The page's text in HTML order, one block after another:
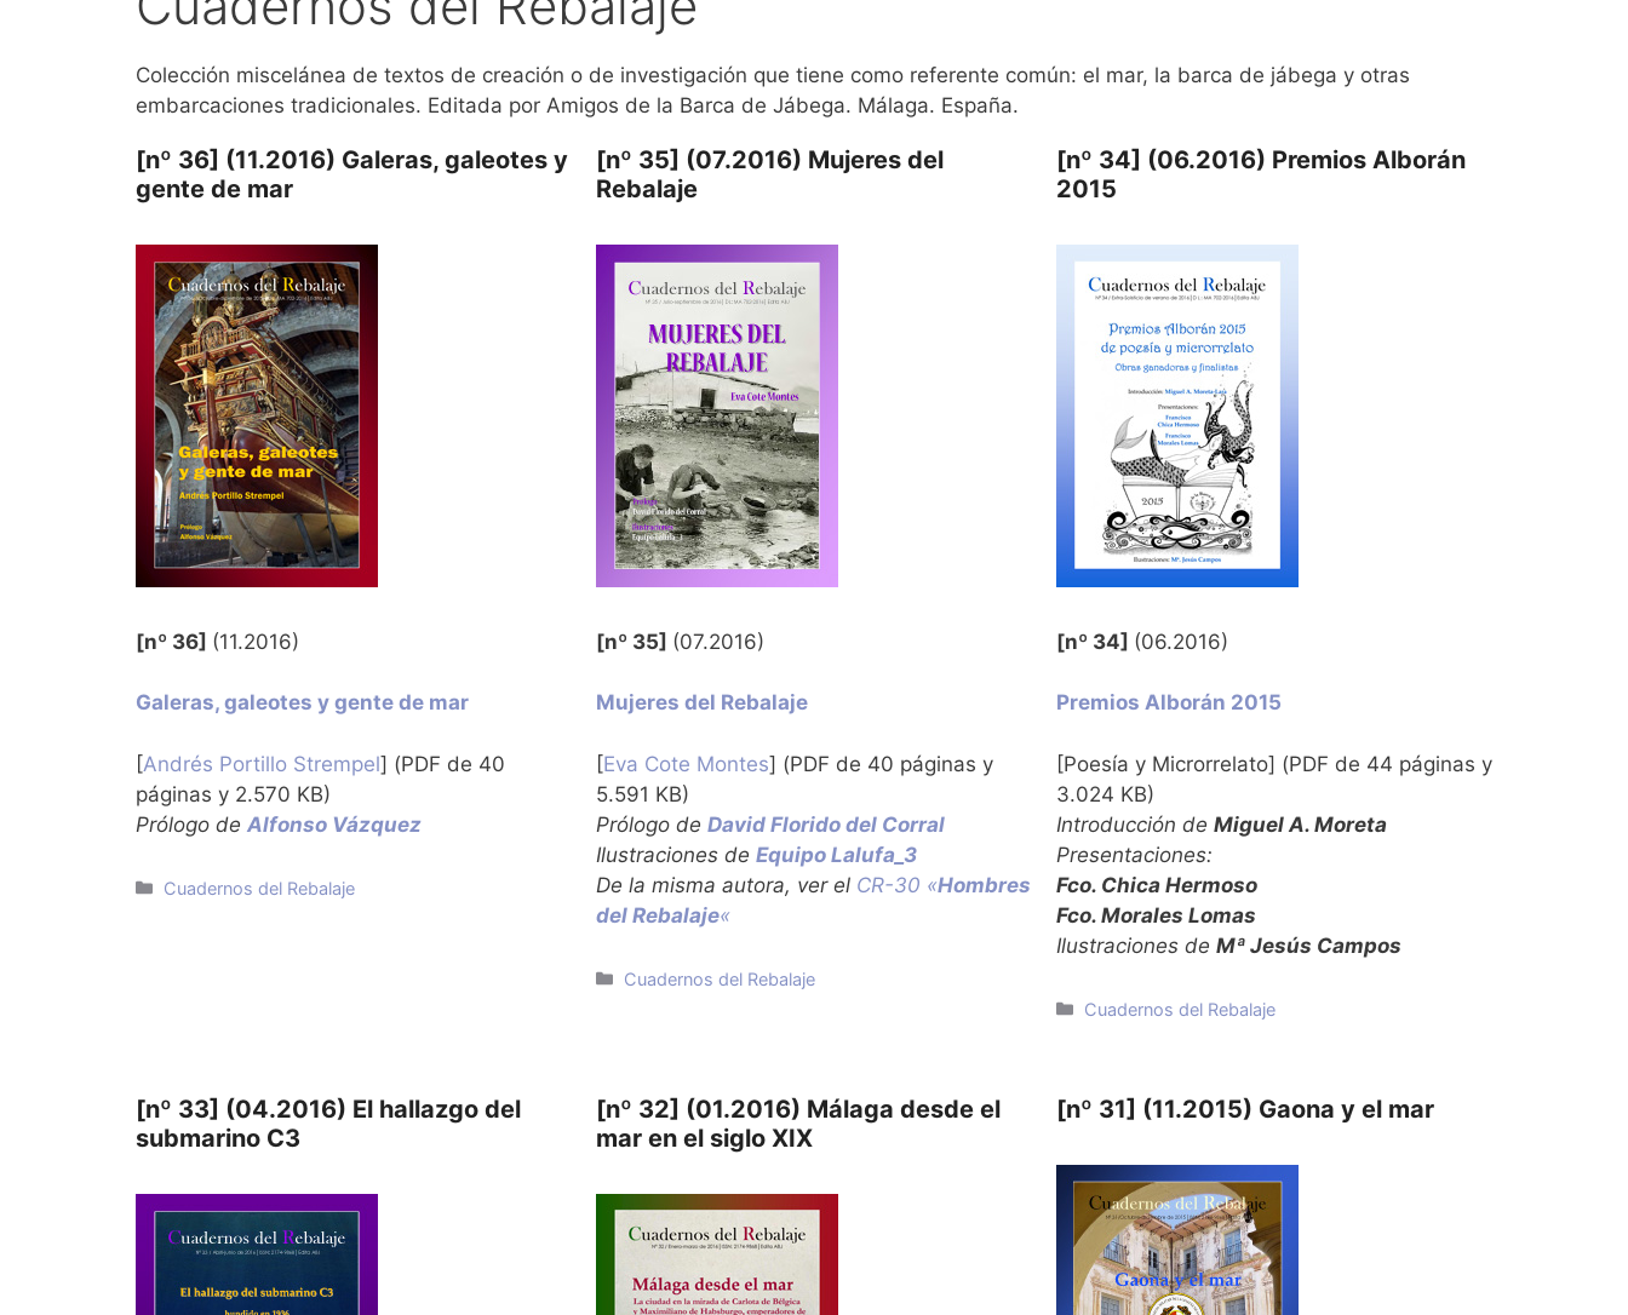
Colección miscelánea de textos de creación o de investigación que tiene como referente común: el mar, la barca de jábega y otras
embarcaciones tradicionales. Editada por Amigos de la Barca de Jábega. Málaga. España.
[nº 36] (11.2016) Galeras, galeotes y
gente de mar
[nº 36] (11.2016)
Galeras, galeotes y gente de mar
[Andrés Portillo Strempel] (PDF de 40
páginas y 2.570 KB)
Prólogo de Alfonso Vázquez
Categorías
Cuadernos del Rebalaje
[nº 35] (07.2016) Mujeres del
Rebalaje
[nº 35] (07.2016)
Mujeres del Rebalaje
[Eva Cote Montes] (PDF de 40 páginas y
5.591 KB)
Prólogo de David Florido del Corral
Ilustraciones de Equipo Lalufa_3
De la misma autora, ver el CR-30 «Hombres
del Rebalaje«
Categorías
Cuadernos del Rebalaje
[nº 34] (06.2016) Premios Alborán
2015
[nº 34] (06.2016)
Premios Alborán 2015
[Poesía y Microrrelato] (PDF de 44 páginas y
3.024 KB)
Introducción de Miguel A. Moreta
Presentaciones:
Fco. Chica Hermoso
Fco. Morales Lomas
Ilustraciones de Mª Jesús Campos
Categorías
Cuadernos del Rebalaje
[nº 33] (04.2016) El hallazgo del
submarino C3
[nº 32] (01.2016) Málaga desde el
mar en el siglo XIX
[nº 31] (11.2015) Gaona y el mar